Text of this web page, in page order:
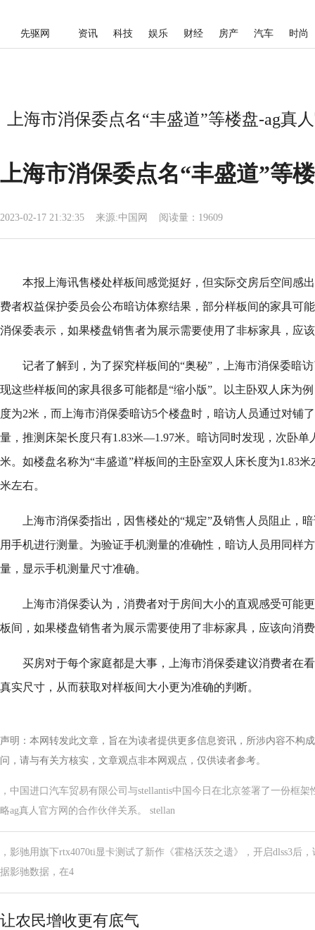
先驱网 资讯 科技 娱乐 财经 房产 汽车 时尚
上海市消保委点名“丰盛道”等楼盘-ag真
上海市消保委点名“丰盛道”等
2023-02-17 21:32:35 来源:中国网 阅读量：19609
本报上海讯售楼处样板间感觉挺好，但实际交房后空间感
费者权益保护委员会公布暗访体察结果，部分样板间的家具可
消保委表示，如果楼盘销售者为展示需要使用了非标家具，应
记者了解到，为了探究样板间的“奥秘”，上海市消保委暗
现这些样板间的家具很多可能都是“缩小版”。以主卧双人床为
度为2米，而上海市消保委暗访5个楼盘时，暗访人员通过对铺
量，推测床架长度只有1.83米—1.97米。暗访同时发现，次卧单
米。如楼盘名称为“丰盛道”样板间的主卧室双人床长度为1.83
米左右。
上海市消保委指出，因售楼处的“规定”及销售人员阻止，
用手机进行测量。为验证手机测量的准确性，暗访人员用同样
量，显示手机测量尺寸准确。
上海市消保委认为，消费者对于房间大小的直观感受可能
板间，如果楼盘销售者为展示需要使用了非标家具，应该向消
买房对于每个家庭都是大事，上海市消保委建议消费者在
真实尺寸，从而获取对样板间大小更为准确的判断。
声明：本网转发此文章，旨在为读者提供更多信息资讯，所涉内容不构
问，请与有关方核实，文章观点非本网观点，仅供读者参考。
，中国进口汽车贸易有限公司与stellantis中国今日在北京签署了一份框
略ag真人官方网的合作伙伴关系。 stellan
，影驰用旗下rtx4070ti显卡测试了新作《霍格沃茨之遗》，开启dlss3后
据影驰数据，在4
让农民增收更有底气